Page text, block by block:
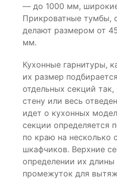
— до 1000 мм,
Прикроватные тумбы,
делают размером от
мм.
Кухонные гарнитуры,
их размер
отдельных секций
стену или весь
идет о кухонных
секции определяется
по краю на несколько
шкафчиков. Верхние
определении их
промежуток для